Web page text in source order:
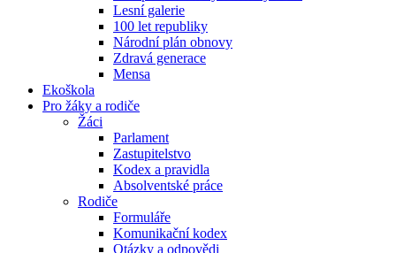
Lesní galerie
100 let republiky
Národní plán obnovy
Zdravá generace
Mensa
Ekoškola
Pro žáky a rodiče
Žáci
Parlament
Zastupitelstvo
Kodex a pravidla
Absolventské práce
Rodiče
Formuláře
Komunikační kodex
Otázky a odpovědi